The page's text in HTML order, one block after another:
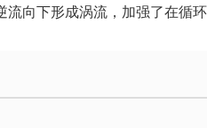
向下形成涡流，加强了在循环